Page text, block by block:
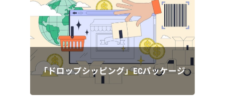
「ドロップシッピング」ECパッケージ